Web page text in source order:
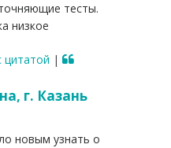
тесты.
низкое
цитатой |
г. Казань
новым узнать о